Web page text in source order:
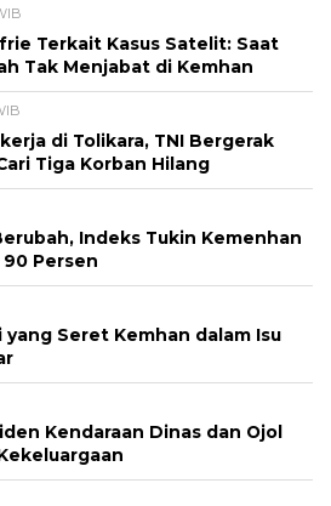
Terkait Kasus Satelit: Saat
Tak Menjabat di Kemhan
di Tolikara, TNI Bergerak
Tiga Korban Hilang
Indeks Tukin Kemenhan
90 Persen
Seret Kemhan dalam Isu
Kendaraan Dinas dan Ojol